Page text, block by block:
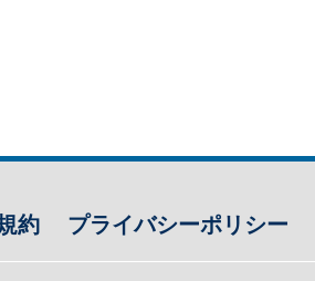
約 プライバシーポリシー